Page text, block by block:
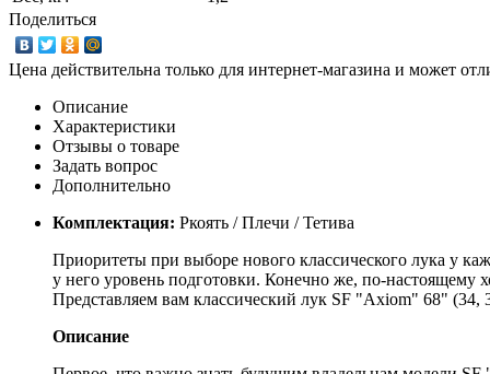
Поделиться
Цена действительна только для интернет-магазина и может
Описание
Характеристики
Отзывы о товаре
Задать вопрос
Дополнительно
Комплектация: Ркоять / Плечи / Тетива
Приоритеты при выборе нового классического лука у
у него уровень подготовки. Конечно же, по-настоящему
Представляем вам классический лук SF "Axiom" 68" (34,
Описание